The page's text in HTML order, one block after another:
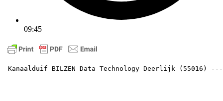
09:45
Kanaalduif BILZEN Data Technology Deerlijk (55016)